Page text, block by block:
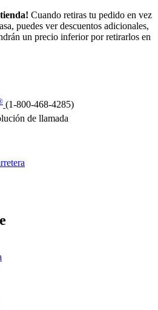
Cuando retiras tu pedido en vez
puedes ver descuentos adicionales,
un precio inferior por retirarlos en
(1-800-468-4285)
de llamada